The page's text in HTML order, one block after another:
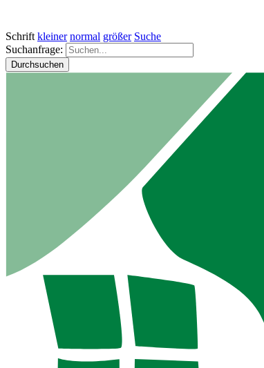
Schrift kleiner normal größer Suche
Suchanfrage:
Durchsuchen